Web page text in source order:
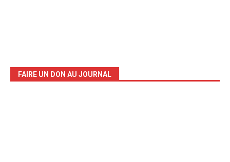
FAIRE UN DON AU JOURNAL